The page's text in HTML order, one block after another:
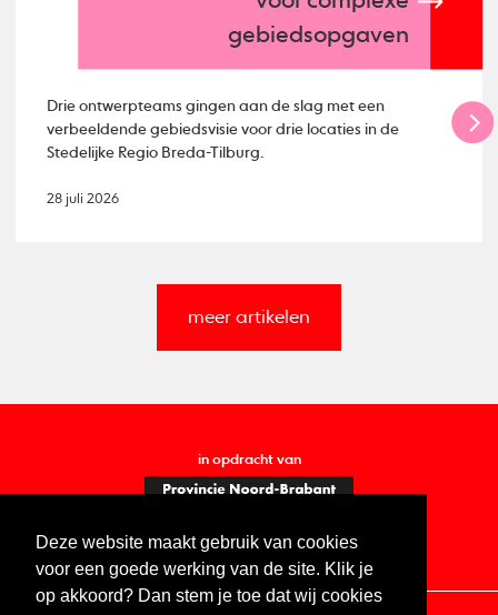
Deze website maakt gebruik van cookies
voor een goede werking van de site. Klik je
op akkoord? Dan stem je toe dat wij cookies
gebiedsopgaven
Drie ontwerpteams gingen aan de slag met een
verbeeldende gebiedsvisie voor drie locaties in de
Stedelijke Regio Breda-Tilburg.
28 juli 2026
meer artikelen
in opdracht van